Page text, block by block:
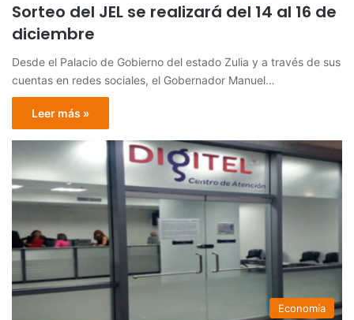
Sorteo del JEL se realizará del 14 al 16 de
diciembre
Desde el Palacio de Gobierno del estado Zulia y a través de sus
cuentas en redes sociales, el Gobernador Manuel…
Leer más »
Economía